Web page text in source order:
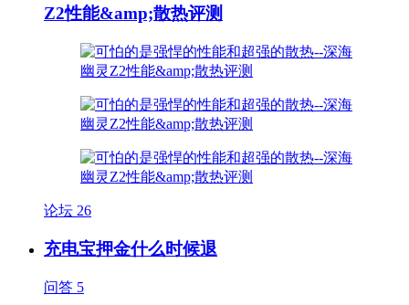
Z2性能&amp;散热评测
论坛 26
充电宝押金什么时候退
问答 5